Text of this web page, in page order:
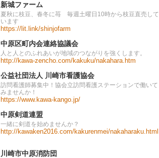
新城ファーム
夏秋に枝豆、春冬に苺 毎週土曜日10時から枝豆直売して
います
https://lit.link/shinjofarm
中原区町内会連絡協議会
人と人とのふれあいが地域のつながりを強くします。
http://kawa-zencho.com/kakuku/nakahara.htm
公益社団法人 川崎市看護協会
訪問看護師募集中！協会立訪問看護ステーションで働いて
みませんか！
https://www.kawa-kango.jp/
中原剣道連盟
一緒に剣道を始めませんか？
http://kawaken2016.com/kakurenmei/nakaharaku.html
川崎市中原消防団